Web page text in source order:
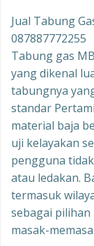
Jual Tabung
087887772255
Tabung gas
yang dikenal
tabungnya
standar
material baja
uji kelayakan
pengguna
atau ledakan.
termasuk
sebagai
masak-